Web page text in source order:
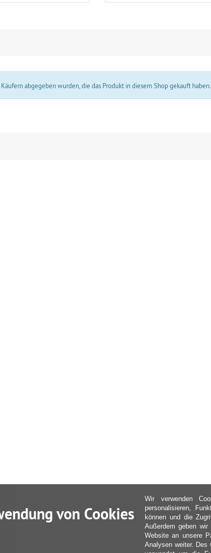
abgegeben wurden, die das Produkt in diesem Shop gekauft
von Cookies
Wir verwenden
personalisieren,
können und die
Außerdem geben
Website an unsere
Analysen weiter. Des